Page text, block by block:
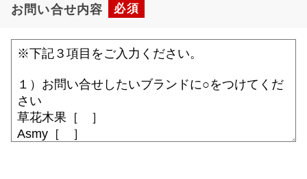
お問い合せ内容 必須